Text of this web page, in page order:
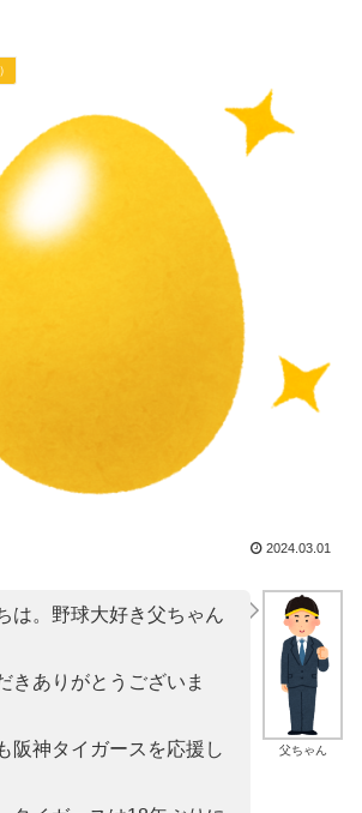
2024.03.01
父ちゃん
は。野球大好き父ちゃん
きありがとうございま
阪神タイガースを応援し